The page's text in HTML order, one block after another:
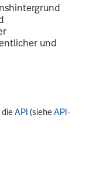
und
dieAPI (sieheAPI-